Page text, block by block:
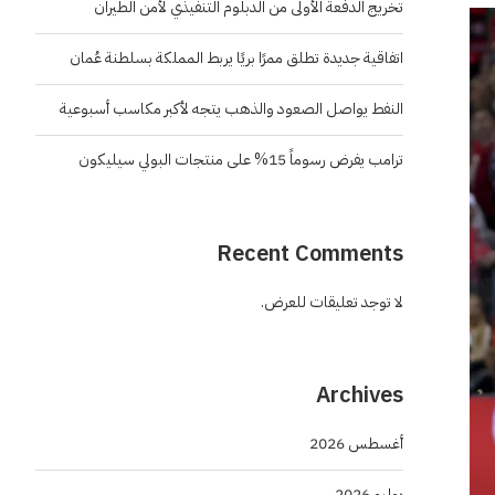
تخريج الدفعة الأولى من الدبلوم التنفيذي لأمن الطيران
اتفاقية جديدة تطلق ممرًا بريًا يربط المملكة بسلطنة عُمان
النفط يواصل الصعود والذهب يتجه لأكبر مكاسب أسبوعية
ترامب يفرض رسوماً 15% على منتجات البولي سيليكون
Recent Comments
لا توجد تعليقات للعرض.
Archives
أغسطس 2026